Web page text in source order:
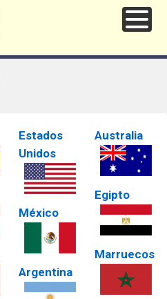
Estados
Unidos
México
Argentina
Australia
Egipto
Marruecos